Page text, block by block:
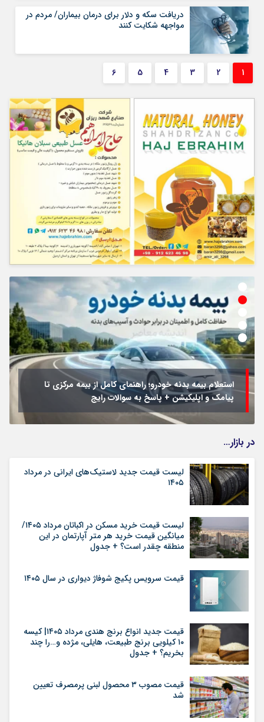
دریافت سکه و دلار برای درمان بیماران/ مردم در
مواجهه شکایت کنند
1
2
3
4
5
6
استعلام بیمه بدنه خودرو؛ راهنمای کامل از بیمه مرکزی تا
پیامک و اپلیکیشن + پاسخ به سوالات رایج
در بازار…
لیست قیمت جدید لاستیک‌های ایرانی در مرداد
۱۴۰۵
لیست قیمت خرید مسکن در اکباتان مرداد ۱۴۰۵/
میانگین قیمت خرید هر متر آپارتمان در این
منطقه چقدر است؟ + جدول
قیمت سرویس پکیج شوفاژ دیواری در سال ۱۴۰۵
قیمت جدید انواع برنج هندی مرداد ۱۴۰۵| کیسه
۱۰ کیلویی برنج طبیعت، هایلی، مژده و…را چند
بخریم؟ + جدول
قیمت مصوب ۳ محصول لبنی پرمصرف تعیین
شد